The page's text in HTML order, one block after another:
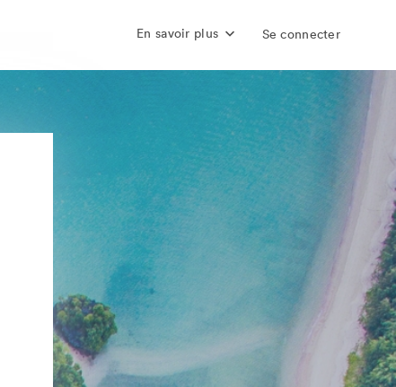
En savoir plus Se connecter